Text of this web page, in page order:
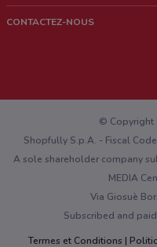
Contacts commerciaux et/ou
CONTACTEZ-NOUS
Vous rencontrez un problème
© Copyright
Shopfully S.p.A. - Fiscal
A sole shareholder company
MEDIA
Via Giosuè
Subscribed and
Termes et Conditions